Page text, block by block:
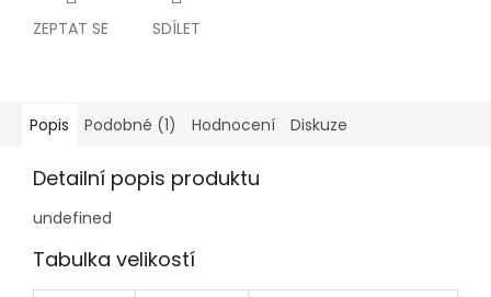
ZEPTAT SE SDÍLET
Popis Podobné (1) Hodnocení Diskuze
Detailní popis produktu
undefined
Tabulka velikostí